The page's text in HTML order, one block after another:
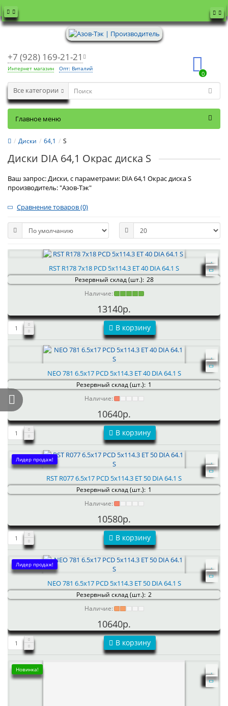
+7 (928) 169-21-21
Интернет магазин Опт: Виталий
0
Все категории
Главное меню
Диски 64,1 S
Диски DIA 64,1 Окрас диска S
Ваш запрос: Диски, с параметрами: DIA 64,1 Окрас диска S
производитель: "Азов-Тэк"
Сравнение товаров (0)
RST R178 7x18 PCD 5x114.3 ET 40 DIA 64.1 S
Резервный склад (шт.): 28
Наличие:
13140р.
В корзину
NEO 781 6.5x17 PCD 5x114.3 ET 40 DIA 64.1 S
Резервный склад (шт.): 1
Наличие:
10640р.
В корзину
Лидер продаж!
RST R077 6.5x17 PCD 5x114.3 ET 50 DIA 64.1 S
Резервный склад (шт.): 1
Наличие:
10580р.
В корзину
Лидер продаж!
NEO 781 6.5x17 PCD 5x114.3 ET 50 DIA 64.1 S
Резервный склад (шт.): 2
Наличие:
10640р.
В корзину
Новинка!